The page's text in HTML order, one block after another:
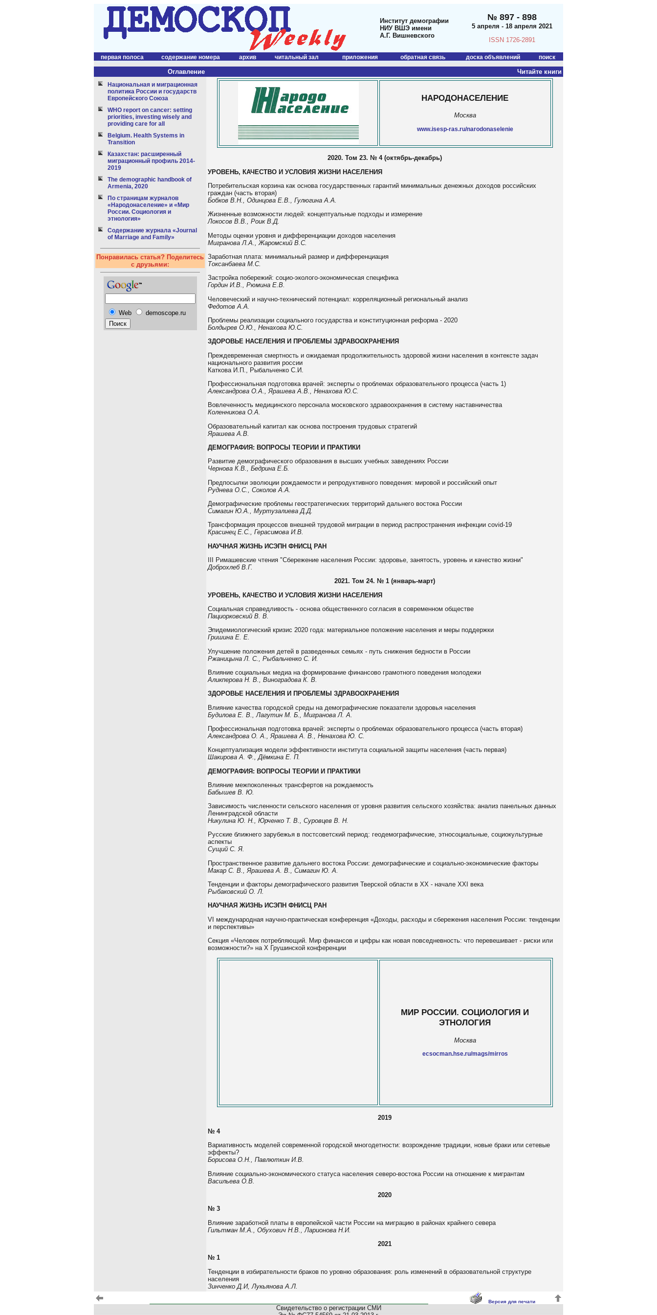
Институт демографии
НИУ ВШЭ имени
А.Г. Вишневского
№ 897 - 898
5 апреля - 18 апреля 2021
ISSN 1726-2891
первая полоса содержание номера архив читальный зал приложения обратная связь доска объявлений поиск
Оглавление Читайте книги
Национальная и миграционная
политика России и государств
Европейского Союза
WHO report on cancer: setting
priorities, investing wisely and
providing care for all
Belgium. Health Systems in
Transition
Казахстан: расширенный
миграционный профиль 2014-
2019
The demographic handbook of
Armenia, 2020
По страницам журналов
«Народонаселение» и «Мир
России. Социология и
этнология»
Содержание журнала «Journal
of Marriage and Family»
Понравилась статья? Поделитесь
с друзьями:
Web demoscope.ru
НАРОДОНАСЕЛЕНИЕ
Москва
www.isesp-ras.ru/narodonaselenie
2020. Том 23. № 4 (октябрь-декабрь)
УРОВЕНЬ, КАЧЕСТВО И УСЛОВИЯ ЖИЗНИ НАСЕЛЕНИЯ
Потребительская корзина как основа государственных гарантий минимальных денежных доходов российских
граждан (часть вторая)
Бобков В.Н., Одинцова Е.В., Гулюгина А.А.
Жизненные возможности людей: концептуальные подходы и измерение
Локосов В.В., Роик В.Д.
Методы оценки уровня и дифференциации доходов населения
Мигранова Л.А., Жаромский В.С.
Заработная плата: минимальный размер и дифференциация
Токсанбаева М.С.
Застройка побережий: социо-эколого-экономическая специфика
Гордин И.В., Рюмина Е.В.
Человеческий и научно-технический потенциал: корреляционный региональный анализ
Федотов А.А.
Проблемы реализации социального государства и конституционная реформа - 2020
Болдырев О.Ю., Ненахова Ю.С.
ЗДОРОВЬЕ НАСЕЛЕНИЯ И ПРОБЛЕМЫ ЗДРАВООХРАНЕНИЯ
Преждевременная смертность и ожидаемая продолжительность здоровой жизни населения в контексте задач
национального развития россии
Каткова И.П., Рыбальченко С.И.
Профессиональная подготовка врачей: эксперты о проблемах образовательного процесса (часть 1)
Александрова О.А., Ярашева А.В., Ненахова Ю.С.
Вовлеченность медицинского персонала московского здравоохранения в систему наставничества
Коленникова О.А.
Образовательный капитал как основа построения трудовых стратегий
Ярашева А.В.
ДЕМОГРАФИЯ: ВОПРОСЫ ТЕОРИИ И ПРАКТИКИ
Развитие демографического образования в высших учебных заведениях России
Чернова К.В., Бедрина Е.Б.
Предпосылки эволюции рождаемости и репродуктивного поведения: мировой и российский опыт
Руднева О.С., Соколов А.А.
Демографические проблемы геостратегических территорий дальнего востока России
Симагин Ю.А., Муртузалиева Д.Д.
Трансформация процессов внешней трудовой миграции в период распространения инфекции covid-19
Красинец Е.С., Герасимова И.В.
НАУЧНАЯ ЖИЗНЬ ИСЭПН ФНИСЦ РАН
III Римашевские чтения "Сбережение населения России: здоровье, занятость, уровень и качество жизни"
Доброхлеб В.Г.
2021. Том 24. № 1 (январь-март)
УРОВЕНЬ, КАЧЕСТВО И УСЛОВИЯ ЖИЗНИ НАСЕЛЕНИЯ
Социальная справедливость - основа общественного согласия в современном обществе
Пациорковский В. В.
Эпидемиологический кризис 2020 года: материальное положение населения и меры поддержки
Гришина Е. Е.
Улучшение положения детей в разведенных семьях - путь снижения бедности в России
Ржаницына Л. С., Рыбальченко С. И.
Влияние социальных медиа на формирование финансово грамотного поведения молодежи
Аликперова Н. В., Виноградова К. В.
ЗДОРОВЬЕ НАСЕЛЕНИЯ И ПРОБЛЕМЫ ЗДРАВООХРАНЕНИЯ
Влияние качества городской среды на демографические показатели здоровья населения
Будилова Е. В., Лагутин М. Б., Мигранова Л. А.
Профессиональная подготовка врачей: эксперты о проблемах образовательного процесса (часть вторая)
Александрова О. А., Ярашева А. В., Ненахова Ю. С.
Концептуализация модели эффективности института социальной защиты населения (часть первая)
Шакирова А. Ф., Дёмкина Е. П.
ДЕМОГРАФИЯ: ВОПРОСЫ ТЕОРИИ И ПРАКТИКИ
Влияние межпоколенных трансфертов на рождаемость
Бабышев В. Ю.
Зависимость численности сельского населения от уровня развития сельского хозяйства: анализ панельных данных
Ленинградской области
Никулина Ю. Н., Юрченко Т. В., Суровцев В. Н.
Русские ближнего зарубежья в постсоветский период: геодемографические, этносоциальные, социокультурные
аспекты
Сущий С. Я.
Пространственное развитие дальнего востока России: демографические и социально-экономические факторы
Макар С. В., Ярашева А. В., Симагин Ю. А.
Тенденции и факторы демографического развития Тверской области в XX - начале XXI века
Рыбаковский О. Л.
НАУЧНАЯ ЖИЗНЬ ИСЭПН ФНИСЦ РАН
VI международная научно-практическая конференция «Доходы, расходы и сбережения населения России: тенденции
и перспективы»
Секция «Человек потребляющий. Мир финансов и цифры как новая повседневность: что перевешивает - риски или
возможности?» на Х Грушинской конференции
МИР РОССИИ. СОЦИОЛОГИЯ И
ЭТНОЛОГИЯ
Москва
ecsocman.hse.ru/mags/mirros
2019
№ 4
Вариативность моделей современной городской многодетности: возрождение традиции, новые браки или сетевые
эффекты?
Борисова О.Н., Павлюткин И.В.
Влияние социально-экономического статуса населения северо-востока России на отношение к мигрантам
Васильева О.В.
2020
№ 3
Влияние заработной платы в европейской части России на миграцию в районах крайнего севера
Гильтман М.А., Обухович Н.В., Ларионова Н.И.
2021
№ 1
Тенденции в избирательности браков по уровню образования: роль изменений в образовательной структуре
населения
Зинченко Д.И, Лукьянова А.Л.
Версия для печати
Свидетельство о регистрации СМИ